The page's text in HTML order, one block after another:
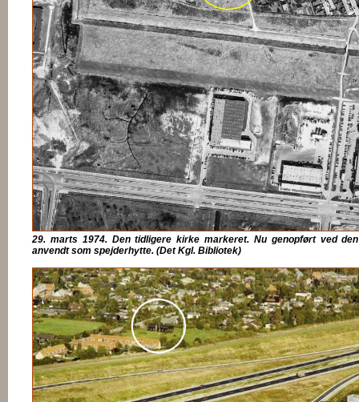
29. marts 1974. Den tidligere kirke markeret. Nu genopført ved
anvendt som spejderhytte. (Det Kgl. Bibliotek)